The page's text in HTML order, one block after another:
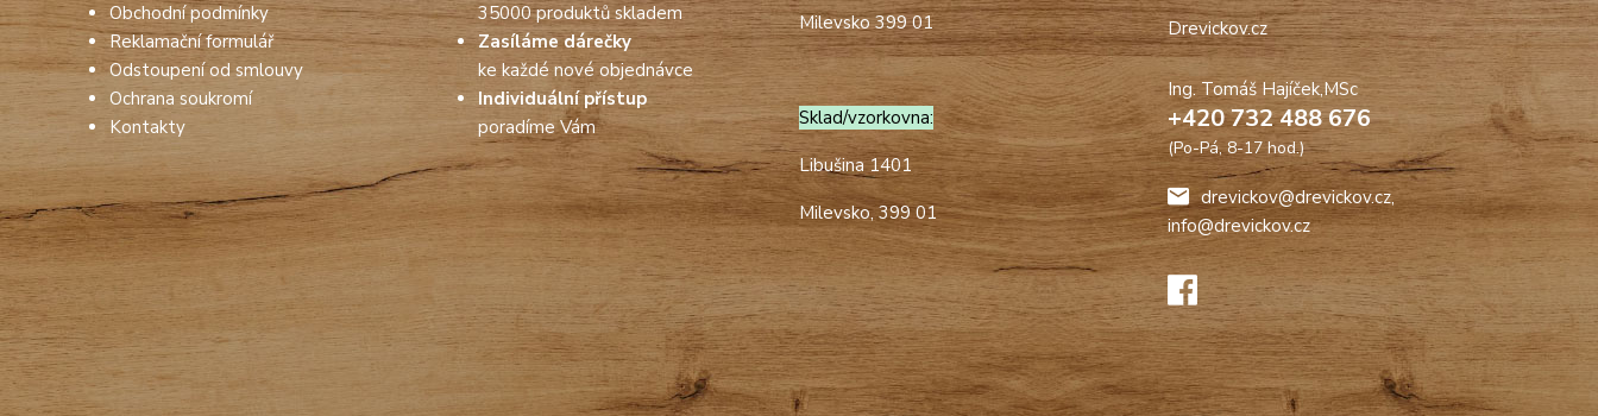
Obchodní podmínky
Reklamační formulář
Odstoupení od smlouvy
Ochrana soukromí
Kontakty
35000 produktů skladem
Zasíláme dárečky
ke každé nové objednávce
Individuální přístup
poradíme Vám
Milevsko 399 01
Sklad/vzorkovna:
Libušina 1401
Milevsko, 399 01
Drevickov.cz
Ing. Tomáš Hajíček,MSc
+420 732 488 676
(Po-Pá, 8-17 hod.)
drevickov@drevickov.cz,
info@drevickov.cz